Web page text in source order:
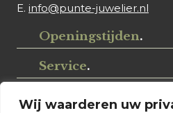
Wij waarderen uw
E. info@punte-juwelier.nl
Openingstijden.
Service.
Volg ons